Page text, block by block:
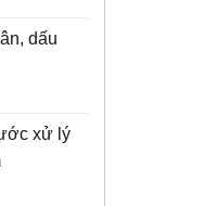
dấu
xử lý